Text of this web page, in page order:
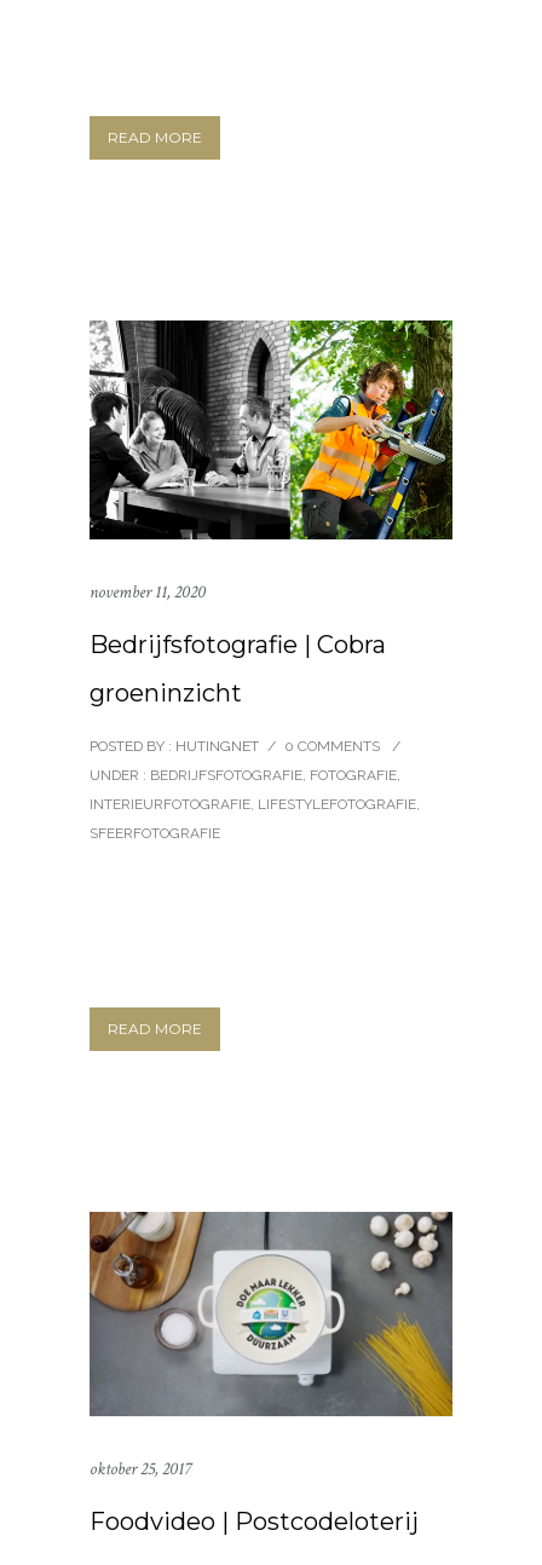
READ MORE
november 11, 2020
Bedrijfsfotografie | Cobra
groeninzicht
POSTED BY : HUTINGNET / 0 COMMENTS
/
UNDER : BEDRIJFSFOTOGRAFIE, FOTOGRAFIE,
INTERIEURFOTOGRAFIE, LIFESTYLEFOTOGRAFIE,
SFEERFOTOGRAFIE
READ MORE
oktober 25, 2017
Foodvideo | Postcodeloterij